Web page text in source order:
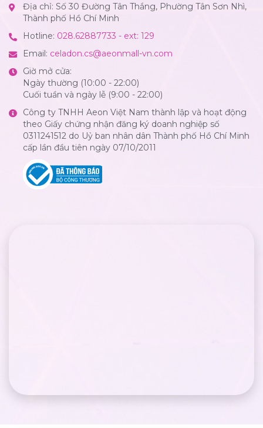
Địa chỉ: Số 30 Đường Tân Thắng, Phường Tân Sơn Nhì,
Thành phố Hồ Chí Minh
Hotline: 028.62887733 - ext: 129
Email: celadon.cs@aeonmall-vn.com
Giờ mở cửa:
Ngày thường (10:00 - 22:00)
Cuối tuần và ngày lễ (9:00 - 22:00)
Công ty TNHH Aeon Việt Nam thành lập và hoạt động
theo Giấy chứng nhận đăng ký doanh nghiệp số
0311241512 do Uỷ ban nhân dân Thành phố Hồ Chí Minh
cấp lần đầu tiên ngày 07/10/2011